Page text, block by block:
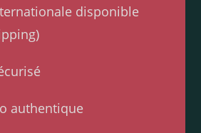
disponible
authentique